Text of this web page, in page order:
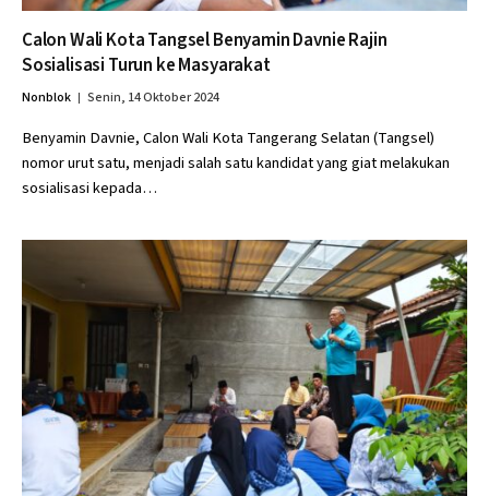
Calon Wali Kota Tangsel Benyamin Davnie Rajin
Sosialisasi Turun ke Masyarakat
Nonblok Senin, 14 Oktober 2024
Benyamin Davnie, Calon Wali Kota Tangerang Selatan (Tangsel)
nomor urut satu, menjadi salah satu kandidat yang giat melakukan
sosialisasi kepada…